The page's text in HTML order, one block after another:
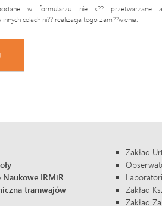
w formularzu nie s?? przetwarzane
celach ni?? realizacja tego zam??wienia.
IRMiR
tramwajów
Zakład
Zakład
Zakład